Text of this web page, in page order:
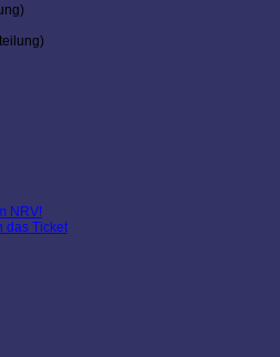
NRV!
das Ticket